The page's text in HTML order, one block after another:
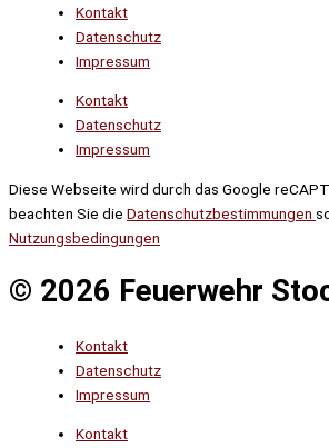
Kontakt
Datenschutz
Impressum
Kontakt
Datenschutz
Impressum
Diese Webseite wird durch das Google
beachten Sie die Datenschutzbestimmungen
Nutzungsbedingungen
© 2026 Feuerwehr
Kontakt
Datenschutz
Impressum
Kontakt